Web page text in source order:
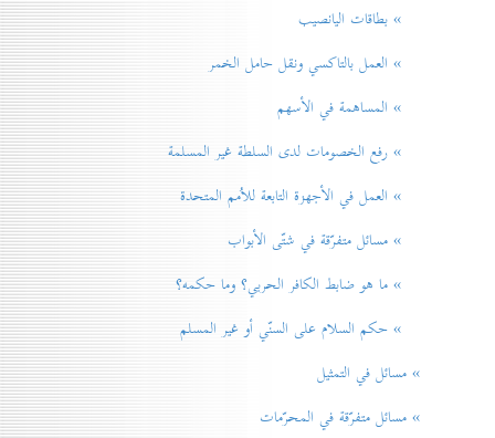
» بطاقات اليانصيب
» العمل بالتاكسي ونقل حامل الخمر
» المساهمة في الأسهم
» رفع الخصومات لدی السلطة غير المسلمة
» العمل في الأجهزة التابعة للاُمم المتحدة
» مسائل متفرّقة في شتّی الأبواب
» ما هو ضابط الكافر الحربي؟ وما حكمه؟
» حكم السلام علی السنّي أو غير المسلم
» مسائل في التمثيل
» مسائل متفرّقة في المحرّمات